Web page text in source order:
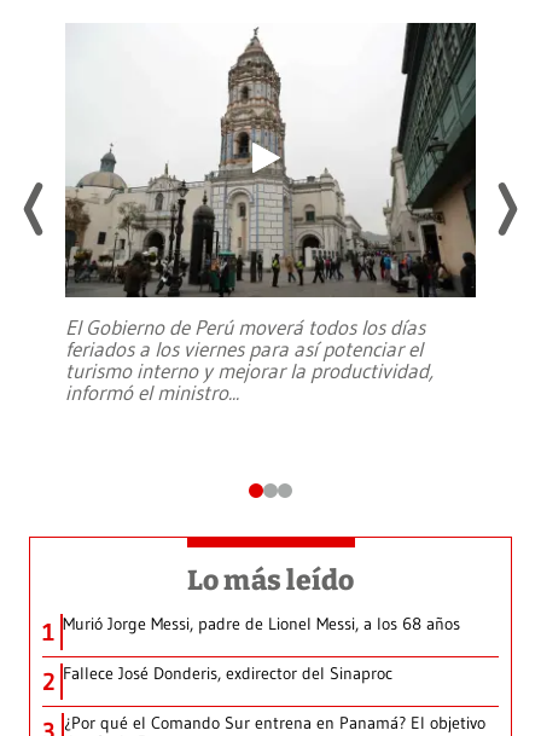
El Gobierno de Perú moverá todos los días
feriados a los viernes para así potenciar el
turismo interno y mejorar la productividad,
informó el ministro...
Lo más leído
1 Murió Jorge Messi, padre de Lionel Messi, a los 68 años
2 Fallece José Donderis, exdirector del Sinaproc
¿Por qué el Comando Sur entrena en Panamá? El objetivo